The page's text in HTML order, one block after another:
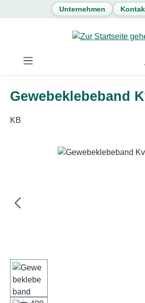
Zum Hauptinhalt springen
Unternehmen
Gewebeklebeband
KB
Bildergalerie überspringen